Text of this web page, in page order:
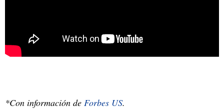
*Con información de Forbes US.